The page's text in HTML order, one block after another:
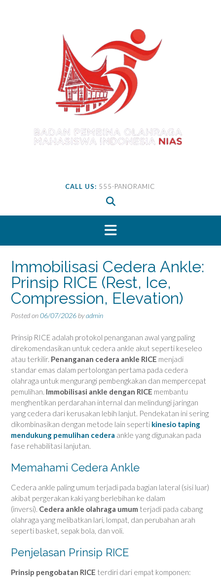
CALL US: 555-PANORAMIC
Immobilisasi Cedera Ankle:
Prinsip RICE (Rest, Ice,
Compression, Elevation)
Posted on06/07/2026 byadmin
Prinsip RICE adalah protokol penanganan awal yang paling
direkomendasikan untuk cedera ankle akut seperti keseleo
atau terkilir. Penanganan cedera ankle RICE menjadi
standar emas dalam pertolongan pertama pada cedera
olahraga untuk mengurangi pembengkakan dan mempercepat
pemulihan. Immobilisasi ankle dengan RICE membantu
menghentikan perdarahan internal dan melindungi jaringan
yang cedera dari kerusakan lebih lanjut. Pendekatan ini sering
dikombinasikan dengan metode lain seperti kinesio taping
mendukung pemulihan cedera ankle yang digunakan pada
fase rehabilitasi lanjutan.
Memahami Cedera Ankle
Cedera ankle paling umum terjadi pada bagian lateral (sisi luar)
akibat pergerakan kaki yang berlebihan ke dalam
(inversi). Cedera ankle olahraga umum terjadi pada cabang
olahraga yang melibatkan lari, lompat, dan perubahan arah
seperti basket, sepak bola, dan voli.
Penjelasan Prinsip RICE
Prinsip pengobatan RICE terdiri dari empat komponen: